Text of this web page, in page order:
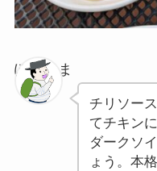
ぽちゃま
チリソー
てチキン
ダークソ
ょう。本